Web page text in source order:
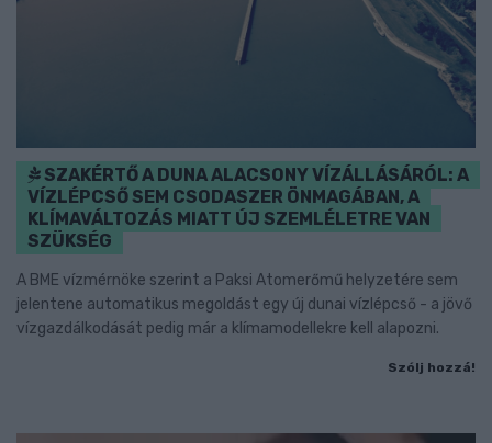
SZAKÉRTŐ A DUNA ALACSONY VÍZÁLLÁSÁRÓL: A
VÍZLÉPCSŐ SEM CSODASZER ÖNMAGÁBAN, A
KLÍMAVÁLTOZÁS MIATT ÚJ SZEMLÉLETRE VAN
SZÜKSÉG
A BME vízmérnöke szerint a Paksi Atomerőmű helyzetére sem
jelentene automatikus megoldást egy új dunai vízlépcső - a jövő
vízgazdálkodását pedig már a klímamodellekre kell alapozni.
Szólj hozzá!